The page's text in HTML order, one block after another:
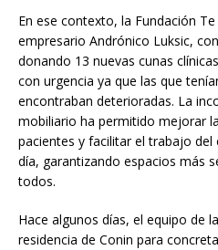
En ese contexto, la Fundación
empresario Andrónico Luksic,
donando 13 nuevas cunas
con urgencia ya que las que
encontraban deterioradas. La
mobiliario ha permitido mejorar
pacientes y facilitar el trabajo del
día, garantizando espacios más
todos.
Hace algunos días, el equipo de
residencia de Conin para